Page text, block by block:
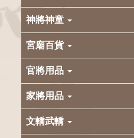
神將神童
宮廟百貨
官將用品
家將用品
文轎武轎